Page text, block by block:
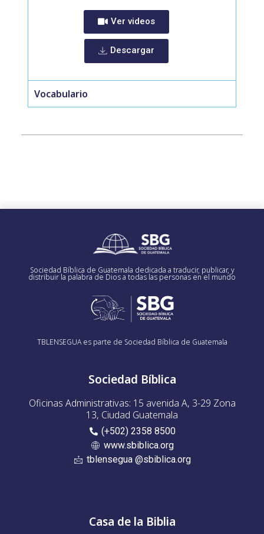
Ver videos
Descargar
Vocabulario
Sociedad Bíblica de Guatemala dedicada a traducir, publicar, y
distribuir la palabra de Dios a todas las personas en el mundo
TBLENSEGUA es parte de Sociedad Bíblica de Guatemala
Sociedad Bíblica
Oficinas Administrativas: 15 avenida A, 3-29 Zona
13, Ciudad Guatemala
(+502) 2358 8500
www.sbiblica.org
tblensegua @sbiblica.org
Casa de la Biblia